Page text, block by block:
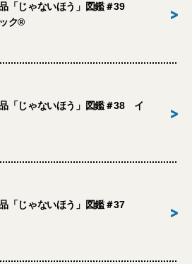
「じゃないほう」図鑑＃39
ク®
>
「じゃないほう」図鑑＃38 イ
>
「じゃないほう」図鑑＃37
>